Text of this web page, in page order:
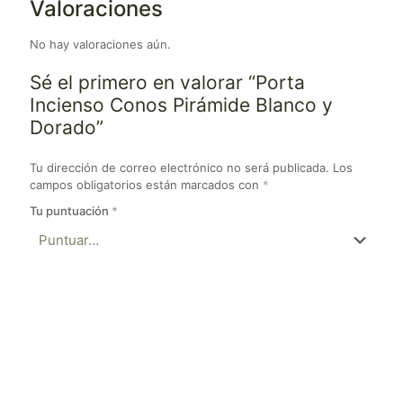
Valoraciones
No hay valoraciones aún.
Sé el primero en valorar “Porta
Incienso Conos Pirámide Blanco y
Dorado”
Tu dirección de correo electrónico no será publicada. Los
campos obligatorios están marcados con *
Tu puntuación *